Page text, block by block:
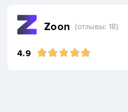
Zoon (отзывы: 18)
4.9